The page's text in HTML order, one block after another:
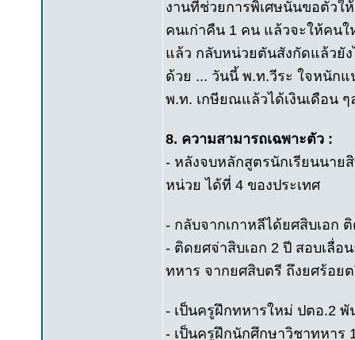
งานที่ช่วยการพิเศษนั้นขอตัวใ
คนเก่าคืน 1 คน แล้วจะให้คนใ
แล้ว กลับหน่วยตันสังกัดแล้วยั
ด้วย ... วันนี้ พ.ท.วีระ ใจหนัก
พ.ท. เกษียณแล้วได้เงินเดือน ๆ
8. ความสามารถเฉพาะตัว :
- หลังจบหลักสูตรนักเรียนนาย
หน่วย ได้ที่ 4 ของประเทศ
- กลับจากเกาหลีได้ยศสิบเอก
- ติดยศจ่าสิบเอก 2 ปี สอบเลื่อ
ทหาร จากยศสิบตรี ถึงยศร้อยต
- เป็นครูฝึกทหารใหม่ ปตอ.2 พั
- เป็นครูฝึกนักศึกษาวิชาทหาร